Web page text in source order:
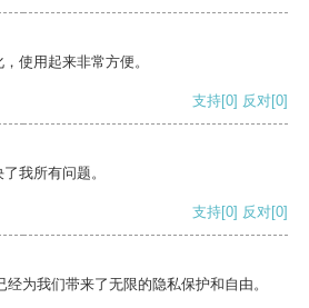
使用起来非常方便。
支持[0] 反对[0]
我所有问题。
支持[0] 反对[0]
为我们带来了无限的隐私保护和自由。